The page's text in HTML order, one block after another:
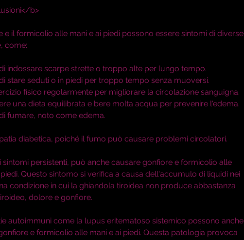
b>
e il formicolio alle mani e ai piedi possono essere sintomi di diverse
come:
indossare scarpe strette o troppo alte per lungo tempo.
stare seduti o in piedi per troppo tempo senza muoversi.
fisico regolarmente per migliorare la circolazione sanguigna.
una dieta equilibrata e bere molta acqua per prevenire l'edema.
fumare, noto come edema.
diabetica, poiché il fumo può causare problemi circolatori.
sintomi persistenti, può anche causare gonfiore e formicolio alle
Questo sintomo si verifica a causa dell'accumulo di liquidi nei
condizione in cui la ghiandola tiroidea non produce abbastanza
dolore e gonfiore.
autoimmuni come la lupus eritematoso sistemico possono anche
e formicolio alle mani e ai piedi. Questa patologia provoca